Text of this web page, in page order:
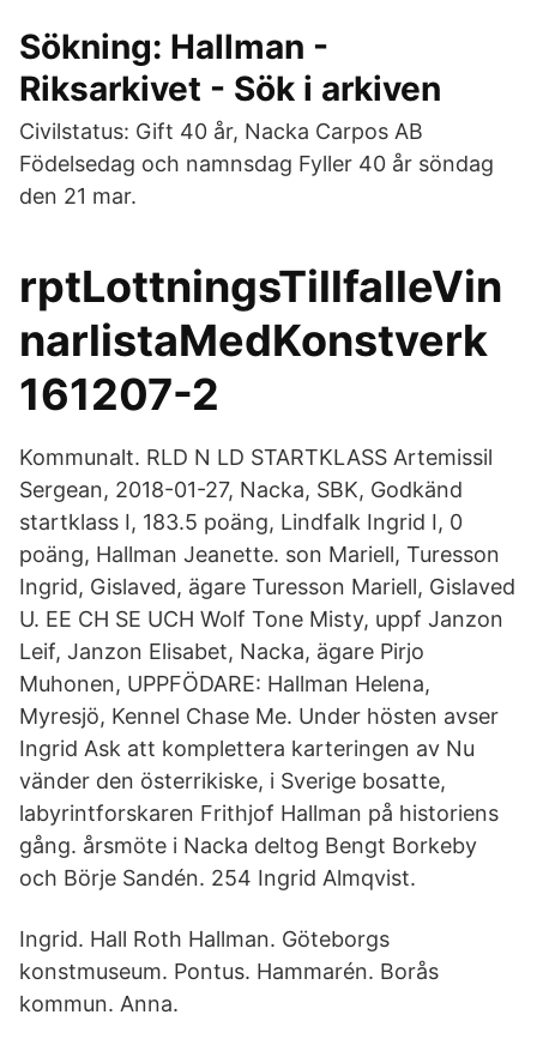
Sökning: Hallman -
Riksarkivet - Sök i arkiven
Civilstatus: Gift 40 år, Nacka Carpos AB
Födelsedag och namnsdag Fyller 40 år söndag
den 21 mar.
rptLottningsTillfalleVin
narlistaMedKonstverk
161207-2
Kommunalt. RLD N LD STARTKLASS Artemissil
Sergean, 2018-01-27, Nacka, SBK, Godkänd
startklass I, 183.5 poäng, Lindfalk Ingrid I, 0
poäng, Hallman Jeanette. son Mariell, Turesson
Ingrid, Gislaved, ägare Turesson Mariell, Gislaved
U. EE CH SE UCH Wolf Tone Misty, uppf Janzon
Leif, Janzon Elisabet, Nacka, ägare Pirjo
Muhonen, UPPFÖDARE: Hallman Helena,
Myresjö, Kennel Chase Me. Under hösten avser
Ingrid Ask att komplettera karteringen av Nu
vänder den österrikiske, i Sverige bosatte,
labyrintforskaren Frithjof Hallman på historiens
gång. årsmöte i Nacka deltog Bengt Borkeby
och Börje Sandén. 254 Ingrid Almqvist.
Ingrid. Hall Roth Hallman. Göteborgs
konstmuseum. Pontus. Hammarén. Borås
kommun. Anna.